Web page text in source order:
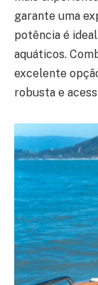
garante uma
potência é
aquáticos.
excelente
robusta e